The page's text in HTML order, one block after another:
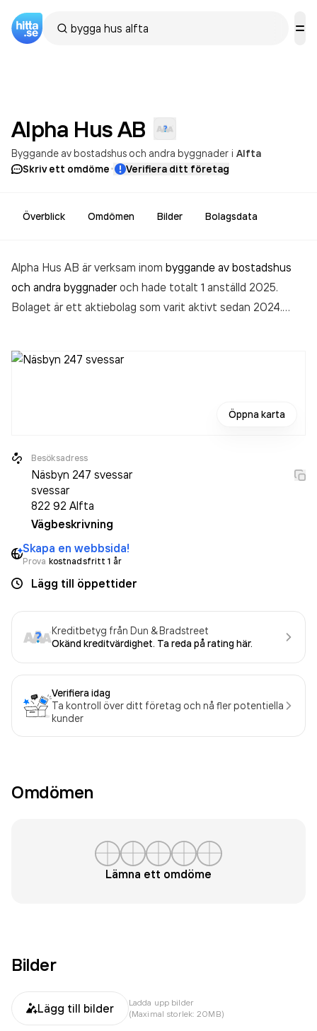
Alpha HusAB
Byggande av bostadshus och andra byggnader i Alfta
Skriv ett omdöme· Verifiera ditt företag
Överblick Omdömen Bilder Bolagsdata
Alpha Hus AB är verksam inom byggande av bostadshus
och andra byggnaderoch hade totalt 1 anställd 2025.
Bolaget är ett aktiebolag som varit aktivt sedan 2024.
Öppna karta
Besöksadress
Näsbyn 247 svessar
svessar
822 92 Alfta
Vägbeskrivning
Skapa en webbsida!
Prova kostnadsfritt 1 år
Lägg till öppettider
Kreditbetyg från Dun & Bradstreet
Okänd kreditvärdighet. Ta reda på rating här.
Verifiera idag
Ta kontroll över ditt företag och nå fler potentiella
kunder
Omdömen
Lämna ett omdöme
Bilder
Lägg till bilder
Ladda upp bilder
(Maximal storlek: 20MB)